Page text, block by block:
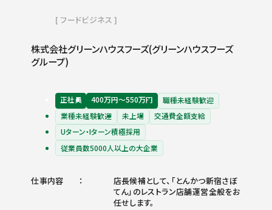
フードビジネス
株式会社グリーンハウスフーズ(グリーンハウスフーズ
グループ)
正社員 400万円〜550万円
職種未経験歓迎
業種未経験歓迎
未上場
交通費全額支給
Uターン・Iターン積極採用
従業員数5000人以上の大企業
仕事内容
店長候補として、「とんかつ新宿さぼ
てん」のレストラン店舗運営全般をお
任せします。